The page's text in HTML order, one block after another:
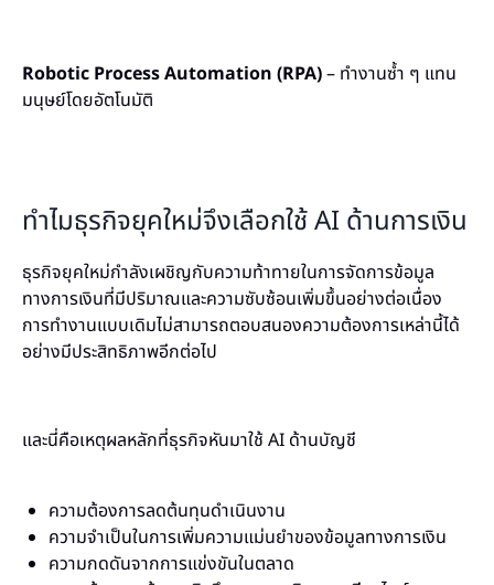
Robotic Process Automation (RPA)– ทำงานซ้ำ ๆ แทน
มนุษย์โดยอัตโนมัติ
ทำไมธุรกิจยุคใหม่จึงเลือกใช้ AI ด้านการเงิน
ธุรกิจยุคใหม่กำลังเผชิญกับความท้าทายในการจัดการข้อมูล
ทางการเงินที่มีปริมาณและความซับซ้อนเพิ่มขึ้นอย่างต่อเนื่อง
การทำงานแบบเดิมไม่สามารถตอบสนองความต้องการเหล่านี้ได้
อย่างมีประสิทธิภาพอีกต่อไป
และนี่คือเหตุผลหลักที่ธุรกิจหันมาใช้ AI ด้านบัญชี
ความต้องการลดต้นทุนดำเนินงาน
ความจำเป็นในการเพิ่มความแม่นยำของข้อมูลทางการเงิน
ความกดดันจากการแข่งขันในตลาด